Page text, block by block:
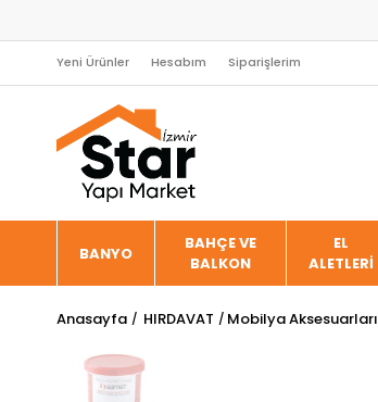
Yeni Ürünler Hesabım Siparişlerim
BANYO
BAHÇE VE
BALKON
EL
ALETLERİ
Anasayfa HIRDAVAT Mobilya Aksesuarları